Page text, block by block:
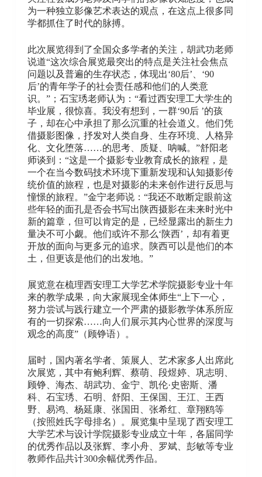
为一种独立影像艺术表达的观点，在这点上很多同
学都抓住了时代的脉搏。
此次展览得到了全国众多学者的关注，胡武功老师
说道“这次综合展览最突出的特点是关注社会焦点
问题以及普遍的生存状态，体现出‘80后’、‘90
后’的青年学子的社会责任感和他们的人类意
识。”；石宝琇老师认为：“看过西安理工大学生的
毕业展，很惊喜。我没有想到，一群‘90后 ’的孩
子，却在心中承担了那么沉重的社会道义。他们凭
借摄影图像，抒发对人类自身、生存环境、人格异
化、文化堕落……的思考、质疑、呐喊。”舒阳老
师谈到：“这是一个摄影专业教育成长的旅程，是
一个在当今数码技术环境下重新发现和认知摄影传
统价值的旅程，也是对摄影的未来创作进行反思与
憧憬的旅程。”金宁老师说：“我还不敢断定眼前这
些年轻的面孔是否会书写出陕西摄影在未来时光中
新的篇章，但可以肯定的是，已经显露出的新生力
量决不可小觑。他们或许不那么‘陕西’，却有着更
开放的面向与更多元的追求。陕西可以是他们的本
土，但更该是他们的出发地。”
展览意在梳理西安理工大学艺术学院摄影专业十年
来的教学成果，向大家展现全体师生“上下一心，
努力尝试与践行建立一个严肃的摄影教学体系所应
有的一切探索……向人们展示其内心世界的深度与
观念的高度”（顾铮语）。
届时，国内著名学者、策展人、艺术家多人出席此
次展览，其中有鲍利辉、蔡萌、段煜婷、巩志明、
顾铮、海杰、胡武功、金宁、凯伦·史密斯、潘
科、石宝琇、石明、舒阳、王保国、王江、王西
野、易鸿、杨延康、张国田、张希红、章翔鸥等
（按照姓氏字母排名）。展览集中呈现了西安理工
大学艺术与设计学院摄影专业成立十年，各届同学
的优秀作品以及张辉、李小舟、罗斌、彭敏等专业
教师作品共计300余幅优秀作品。